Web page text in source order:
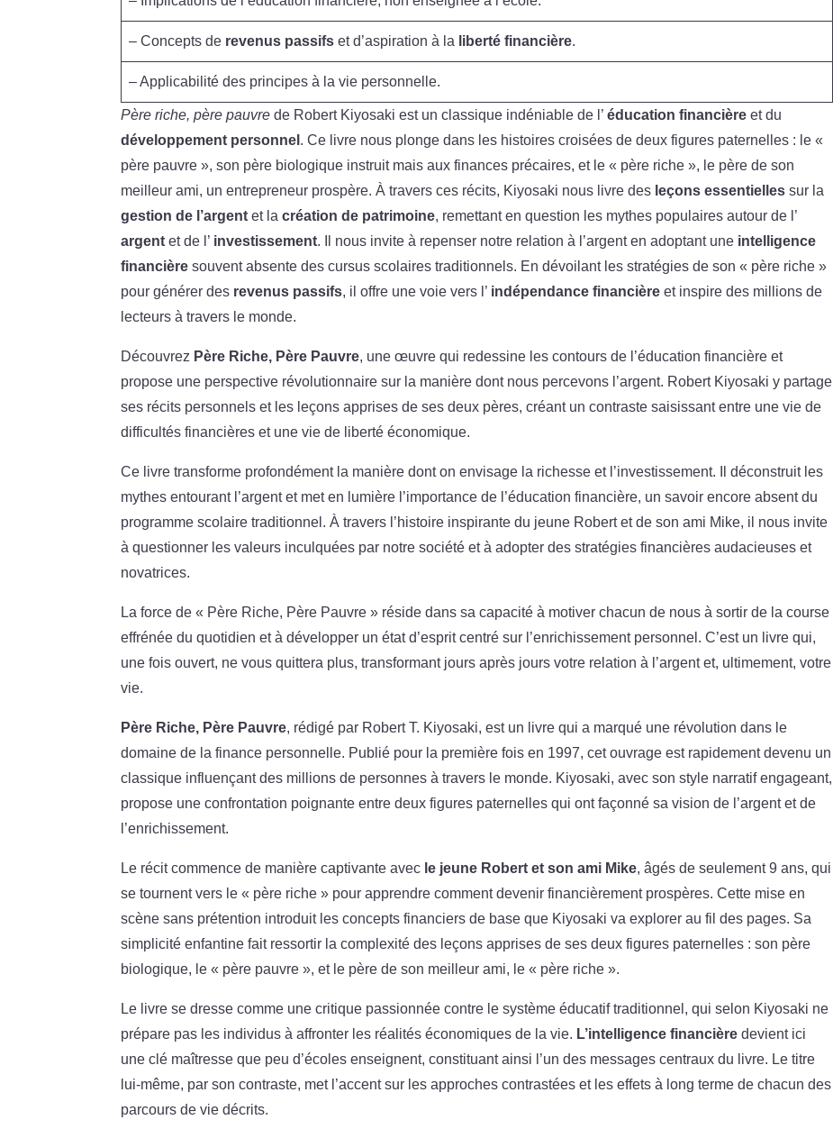
– Concepts de revenus passifs et d’aspiration à la liberté financière.
– Applicabilité des principes à la vie personnelle.
Père riche, père pauvre de Robert Kiyosaki est un classique indéniable de l’éducation financière et du
développement personnel . Ce livre nous plonge dans les histoires croisées de deux figures paternelles : le «
père pauvre », son père biologique instruit mais aux finances précaires, et le « père riche », le père de son
meilleur ami, un entrepreneur prospère. À travers ces récits, Kiyosaki nous livre des leçons essentielles sur la
gestion de l’argent et lacréation de patrimoine, remettant en question les mythes populaires autour de l’
argent et de l’ investissement. Il nous invite à repenser notre relation à l’argent en adoptant une intelligence
financière souvent absente des cursus scolaires traditionnels. En dévoilant les stratégies de son « père riche »
pour générer des revenus passifs, il offre une voie vers l’ indépendance financière et inspire des millions de
lecteurs à travers le monde.
Découvrez Père Riche, Père Pauvre, une œuvre qui redessine les contours de l’éducation financière et
propose une perspective révolutionnaire sur la manière dont nous percevons l’argent. Robert Kiyosaki y partage
ses récits personnels et les leçons apprises de ses deux pères, créant un contraste saisissant entre une vie de
difficultés financières et une vie de liberté économique.
Ce livre transforme profondément la manière dont on envisage la richesse et l’investissement. Il déconstruit les
mythes entourant l’argent et met en lumière l’importance de l’éducation financière, un savoir encore absent du
programme scolaire traditionnel. À travers l’histoire inspirante du jeune Robert et de son ami Mike, il nous invite
à questionner les valeurs inculquées par notre société et à adopter des stratégies financières audacieuses et
novatrices.
La force de « Père Riche, Père Pauvre » réside dans sa capacité à motiver chacun de nous à sortir de la course
effrénée du quotidien et à développer un état d’esprit centré sur l’enrichissement personnel. C’est un livre qui,
une fois ouvert, ne vous quittera plus, transformant jours après jours votre relation à l’argent et, ultimement, votre
vie.
Père Riche, Père Pauvre, rédigé par Robert T. Kiyosaki, est un livre qui a marqué une révolution dans le
domaine de la finance personnelle. Publié pour la première fois en 1997, cet ouvrage est rapidement devenu un
classique influençant des millions de personnes à travers le monde. Kiyosaki, avec son style narratif engageant,
propose une confrontation poignante entre deux figures paternelles qui ont façonné sa vision de l’argent et de
l’enrichissement.
Le récit commence de manière captivante avec le jeune Robert et son ami Mike, âgés de seulement 9 ans, qui
se tournent vers le « père riche » pour apprendre comment devenir financièrement prospères. Cette mise en
scène sans prétention introduit les concepts financiers de base que Kiyosaki va explorer au fil des pages. Sa
simplicité enfantine fait ressortir la complexité des leçons apprises de ses deux figures paternelles : son père
biologique, le « père pauvre », et le père de son meilleur ami, le « père riche ».
Le livre se dresse comme une critique passionnée contre le système éducatif traditionnel, qui selon Kiyosaki ne
prépare pas les individus à affronter les réalités économiques de la vie. L’intelligence financière devient ici
une clé maîtresse que peu d’écoles enseignent, constituant ainsi l’un des messages centraux du livre. Le titre
lui-même, par son contraste, met l’accent sur les approches contrastées et les effets à long terme de chacun des
parcours de vie décrits.